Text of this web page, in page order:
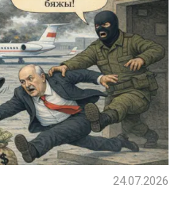
24.07.2026